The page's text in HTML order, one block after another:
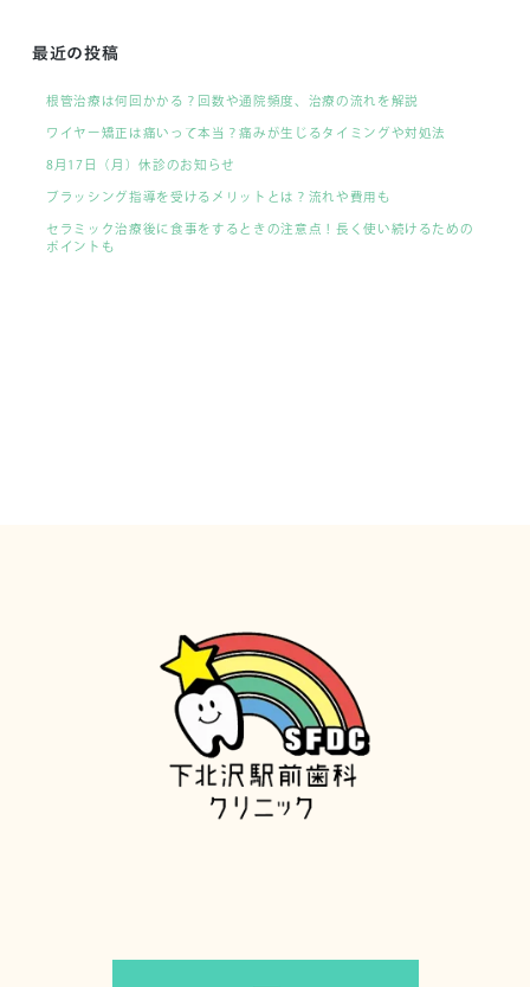
最近の投稿
根管治療は何回かかる？回数や通院頻度、治療の流れを解説
ワイヤー矯正は痛いって本当？痛みが生じるタイミングや対処法
8月17日（月）休診のお知らせ
ブラッシング指導を受けるメリットとは？流れや費用も
セラミック治療後に食事をするときの注意点！長く使い続けるための
ポイントも